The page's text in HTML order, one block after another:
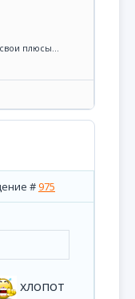
плюсы...
#975
хлопот